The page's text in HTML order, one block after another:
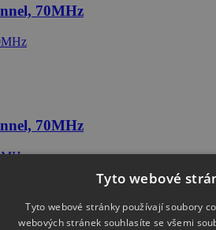
70MHz
70MHz
Tyto webové
Tyto webové stránky používají soubory
webových stránek souhlasíte se všemi